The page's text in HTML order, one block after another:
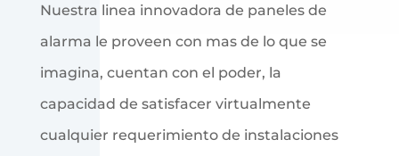
Nuestra linea innovadora de paneles de
alarma le proveen con mas de lo que se
imagina, cuentan con el poder, la
capacidad de satisfacer virtualmente
cualquier requerimiento de instalaciones